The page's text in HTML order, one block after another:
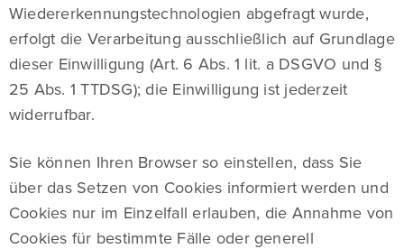
Wiedererkennungstechnologien abgefragt wurde,
erfolgt die Verarbeitung ausschließlich auf Grundlage
dieser Einwilligung (Art. 6 Abs. 1 lit. a DSGVO und §
25 Abs. 1 TTDSG); die Einwilligung ist jederzeit
widerrufbar.
Sie können Ihren Browser so einstellen, dass Sie
über das Setzen von Cookies informiert werden und
Cookies nur im Einzelfall erlauben, die Annahme von
Cookies für bestimmte Fälle oder generell